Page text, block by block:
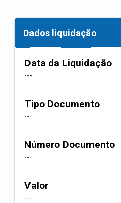
Dados liquidação
Data da Liquidação
---
Tipo Documento
--
Número Documento
--
Valor
---